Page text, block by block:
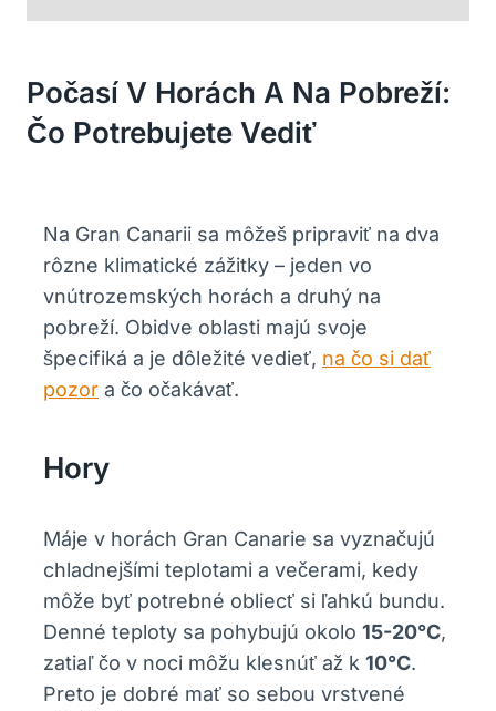
Počasí V Horách A Na Pobreží:
Čo Potrebujete Vediť
Na Gran Canarii sa môžeš pripraviť na dva
rôzne klimatické zážitky – jeden vo
vnútrozemských horách a druhý na
pobreží. Obidve oblasti majú svoje
špecifiká a je dôležité vedieť, na čo si dať
pozor a čo očakávať.
Hory
Máje v horách Gran Canarie sa vyznačujú
chladnejšími teplotami a večerami, kedy
môže byť potrebné obliecť si ľahkú bundu.
Denné teploty sa pohybujú okolo 15-20°C,
zatiaľ čo v noci môžu klesnúť až k 10°C.
Preto je dobré mať so sebou vrstvené